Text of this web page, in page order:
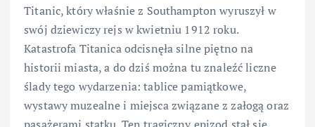
Titanic, który właśnie z Southampton wyruszył w
swój dziewiczy rejs w kwietniu 1912 roku.
Katastrofa Titanica odcisnęła silne piętno na
historii miasta, a do dziś można tu znaleźć liczne
ślady tego wydarzenia: tablice pamiątkowe,
wystawy muzealne i miejsca związane z załogą oraz